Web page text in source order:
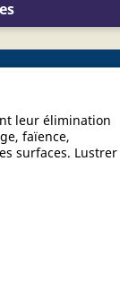
leur élimination
faïence,
surfaces. Lustrer